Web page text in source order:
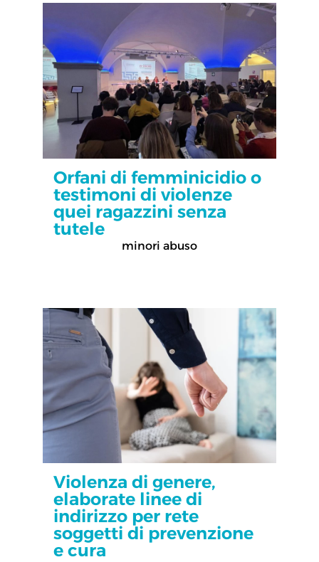
Orfani di femminicidio o
testimoni di violenze
quei ragazzini senza
tutele
minori abuso
Violenza di genere,
elaborate linee di
indirizzo per rete
soggetti di prevenzione
e cura